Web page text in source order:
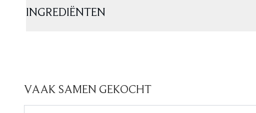
INGREDIËNTEN
VAAK SAMEN GEKOCHT